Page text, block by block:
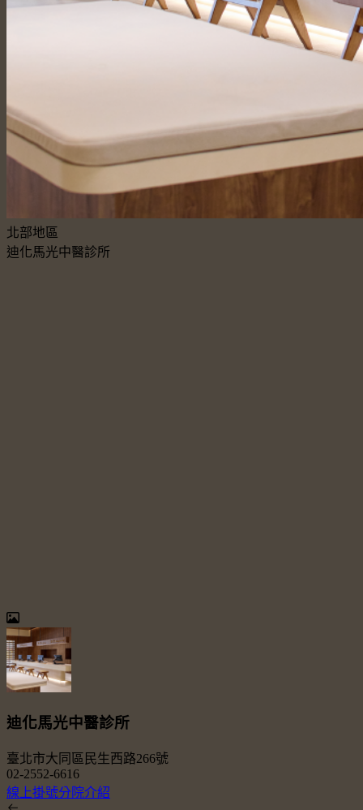
北部地區
迪化馬光中醫診所
迪化馬光中醫診所
臺北市大同區民生西路266號
02-2552-6616
線上掛號分院介紹